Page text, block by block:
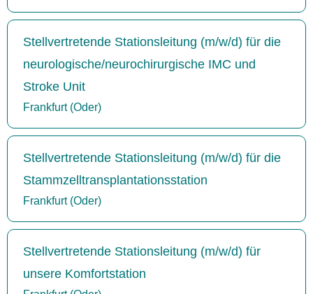
Stellvertretende Stationsleitung (m/w/d) für die
neurologische/neurochirurgische IMC und
Stroke Unit
Frankfurt (Oder)
Stellvertretende Stationsleitung (m/w/d) für die
Stammzelltransplantationsstation
Frankfurt (Oder)
Stellvertretende Stationsleitung (m/w/d) für
unsere Komfortstation